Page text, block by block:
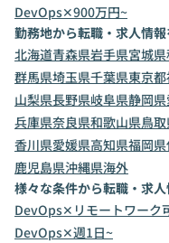
DevOps✕900万円~
勤務地から転職・求人情
北海道青森県岩手県宮城県
群馬県埼玉県千葉県東京都
山梨県長野県岐阜県静岡県
兵庫県奈良県和歌山県鳥
香川県愛媛県高知県福岡県
鹿児島県沖縄県海外
様々な条件から転職・求
DevOps✕リモートワーク
DevOps✕週1日~